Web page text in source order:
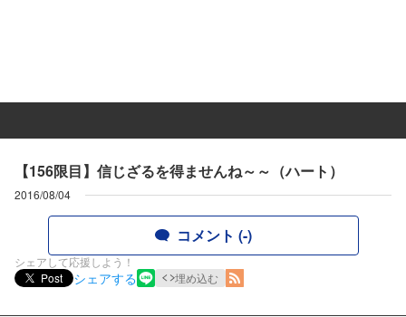
【156限目】信じざるを得ませんね～～（ハート）
2016/08/04
コメント (-)
シェアして応援しよう！
Post
シェアする 埋め込む